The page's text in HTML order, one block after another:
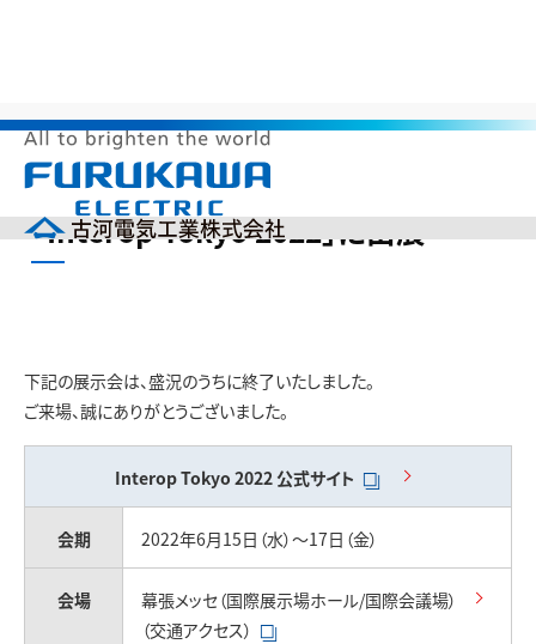
ニ
ュ
投資家の皆様へ（IR）
サステナビリティ
採用情報
English
中文(簡体)
製品カタログ
ニュース
お問い合わせ
HOME > 製品情報 > 展示会出展情報 >
展
「Interop Tokyo 2022」に出展
下記の展示会は、盛況のうちに終了いたしました。
ご来場、誠にありがとうございました。
Interop Tokyo 2022 公式サイト
会期 2022年6月15日（水）～17日（金）
会場
幕張メッセ（国際展示場ホール/国際会議場）
（交通アクセス）